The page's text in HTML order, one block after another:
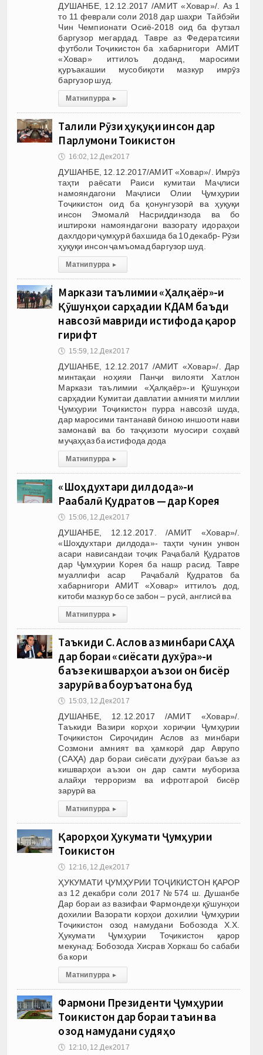
ДУШАНБЕ, 12.12.2017 /АМИТ «Ховар»/. Аз 1
то 11 феврали соли 2018 дар шаҳри Тайбэйи
Чин Чемпионати Осиё-2018 оид ба футзал
баргузор мегардад. Тавре аз Федератсияи
футболи Тоҷикистон ба хабарнигори АМИТ
«Ховар» иттилоъ доданд, маросими
қуръакашии мусобиқоти мазкур имрӯз
баргузор шуд.
Матни пурра ▸
Таҷлили Рӯзи ҳуқуқи инсон дар
Парлумони Тоҷикистон
🕔 16:02, 12.Дек 2017
ДУШАНБЕ, 12.12.2017/АМИТ «Ховар»/. Имрӯз
таҳти раёсати Раиси кумитаи Маҷлиси
намояндагони Маҷлиси Олии Ҷумҳурии
Тоҷикистон оид ба қонунгузорӣ ва ҳуқуқи
инсон Эмомалӣ Насриддинзода ва бо
иштироки намояндагони вазорату идораҳои
дахлдори ҷумҳурӣ бахшида ба 10 декабр- Рӯзи
ҳуқуқи инсон ҷамъомад баргузор шуд.
Матни пурра ▸
Маркази таълимии «Ҳалқаёр»-и
Қӯшунҳои сарҳадии КДАМ баъди
навсозӣ мавриди истифода қарор
гирифт
🕔 15:59, 12.Дек 2017
ДУШАНБЕ, 12.12.2017 /АМИТ «Ховар»/. Дар
минтақаи ноҳияи Панҷи вилояти Хатлон
Маркази таълимии «Ҳалқаёр»-и Қӯшунҳои
сарҳадии Кумитаи давлатии амнияти миллии
Ҷумҳурии Тоҷикистон пурра навсозӣ шуда,
дар маросими тантанавӣ биною иншооти нави
замонавӣ ва бо таҷҳизоти муосири соҳавӣ
муҷаҳҳаз ба истифода дода
Матни пурра ▸
«Шоҳдухтари дилдода»-и
Раҷабалӣ Қудратов — дар Корея
🕔 15:06, 12.Дек 2017
ДУШАНБЕ, 12.12.2017. /АМИТ «Ховар»/.
«Шоҳдухтари дилдода»- таҳти чунин унвон
асари нависандаи тоҷик Раҷабалӣ Қудратов
дар Ҷумҳурии Корея ба нашр расид. Тавре
муаллифи асар Раҷабалӣ Қудратов ба
хабарнигори АМИТ «Ховар» иттилоъ дод,
китоби мазкур бо се забон – русӣ, англисӣ ва
Матни пурра ▸
Таъкиди С. Аслов аз минбари САҲА
дар бораи «сиёсати духӯра»-и
баъзе кишварҳои аъзои он бисёр
зарурӣ ва боҷуръатона буд
🕔 15:03, 12.Дек 2017
ДУШАНБЕ, 12.12.2017 /АМИТ «Ховар»/.
Таъкиди Вазири корҳои хориҷии Ҷумҳурии
Тоҷикистон Сироҷидин Аслов аз минбари
Созмони амният ва ҳамкорӣ дар Аврупо
(САҲА) дар бораи сиёсати духӯраи баъзе аз
кишварҳои аъзои он дар самти мубориза
алайҳи терроризм ва ифротгароӣ бисёр
зарурӣ ва
Матни пурра ▸
Қарорҳои Ҳукумати Ҷумҳурии
Тоҷикистон
🕔 12:16, 12.Дек 2017
ҲУКУМАТИ ҶУМҲУРИИ ТОҶИКИСТОН ҚАРОР
аз 12 декабри соли 2017 №574 ш. Душанбе
Дар бораи аз вазифаи Фармондеҳи қӯшунҳои
дохилии Вазорати корҳои дохилии Ҷумҳурии
Тоҷикистон озод намудани Бобозода Х.Х.
Ҳукумати Ҷумҳурии Тоҷикистон қарор
мекунад: Бобозода Хисрав Хоркаш бо сабаби
ба кори
Матни пурра ▸
Фармони Президенти Ҷумҳурии
Тоҷикистон дар бораи таъин ва
озод намудани судяҳо
🕔 12:10, 12.Дек 2017